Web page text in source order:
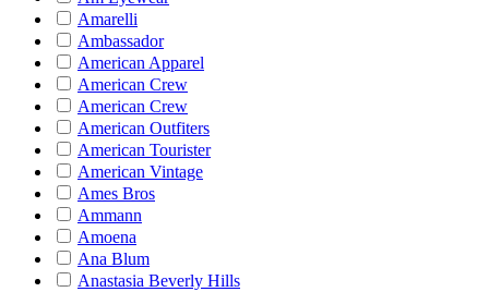
Amarelli
Ambassador
American Apparel
American Crew
American Crew
American Outfiters
American Tourister
American Vintage
Ames Bros
Ammann
Amoena
Ana Blum
Anastasia Beverly Hills